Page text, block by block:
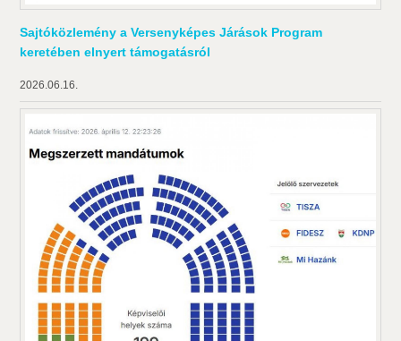
Sajtóközlemény a Versenyképes Járások Program
keretében elnyert támogatásról
2026.06.16.